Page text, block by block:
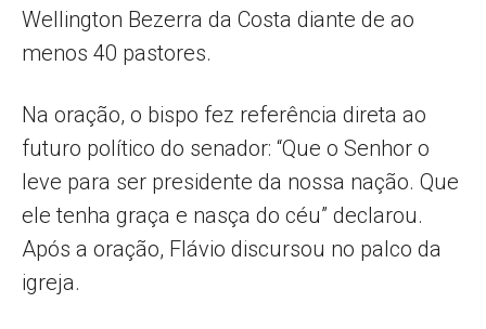
Wellington Bezerra da Costa diante de ao
menos 40 pastores.
Na oração, o bispo fez referência direta ao
futuro político do senador: “Que o Senhor o
leve para ser presidente da nossa nação. Que
ele tenha graça e nasça do céu” declarou.
Após a oração, Flávio discursou no palco da
igreja.